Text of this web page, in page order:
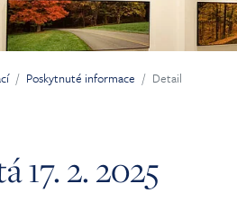
Poskytnuté informace Detail
2. 2025